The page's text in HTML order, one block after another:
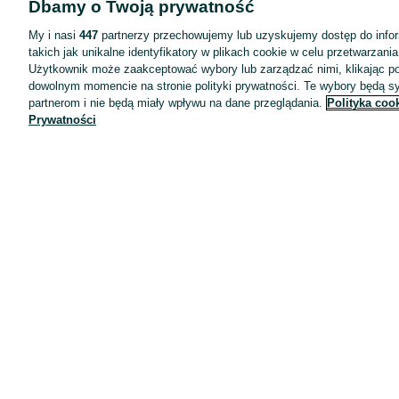
Wyróżnione ogłoszenia
Oferta dla firm
Blog
Regulamin
Polityka prywatności
Dbamy o Twoją prywatność
My i nasi 447 partnerzy przechowujemy lub uzyskujemy dostęp do
takich jak unikalne identyfikatory w plikach cookie w celu
Użytkownik może zaakceptować wybory lub zarządzać nimi, klikając
dowolnym momencie na stronie polityki prywatności. Te wybory będą
partnerom i nie będą miały wpływu na dane przeglądania. Polityka
Prywatności